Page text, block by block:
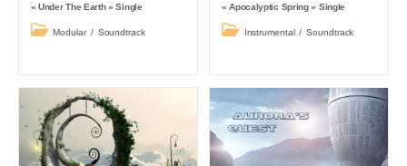
« Under The Earth » Single
PostModular / Soundtrack
« Apocalyptic Spring » Single
PostInstrumental / Soundtrack